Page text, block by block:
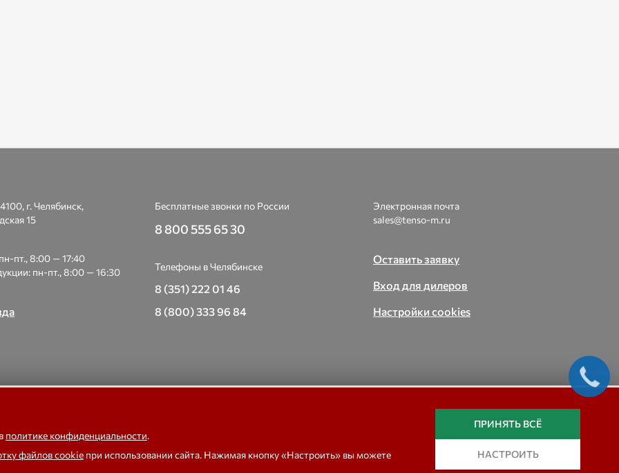
г. Челябинск,
15
пт., 8:00 — 17:40
пн-пт., 8:00 — 16:30
Бесплатные звонки по России
8 800 555 65 30
Телефоны в Челябинске
8 (351) 222 01 46
8 (800) 333 96 84
Электронная почта
sales@tenso-m.ru
Оставить заявку
Вход для дилеров
Настройки cookies
компания «Тензо-М» — платформенные, крановые,
тензодатчики
политике конфиденциальности.
файлов cookie при использовании сайта. Нажимая кнопку «Настроить» вы можете
ПРИНЯТЬ ВСЁ
НАСТРОИТЬ
Закажите
звонок